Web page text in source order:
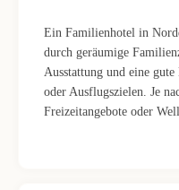
Ein Familienhotel in
durch geräumige
Ausstattung und eine
oder Ausflugszielen. Je
Freizeitangebote oder